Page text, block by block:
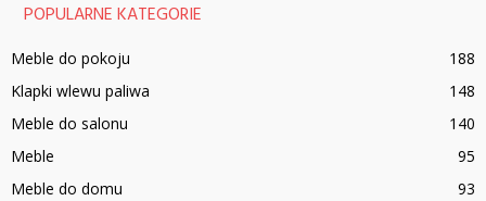
POPULARNE KATEGORIE
Meble do pokoju
188
Klapki wlewu paliwa
148
Meble do salonu
140
Meble
95
Meble do domu
93